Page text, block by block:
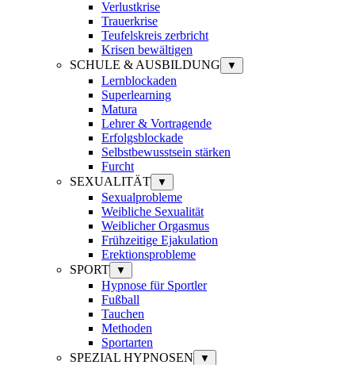
Verlustkrise
Trauerkrise
Teufelskreis zerbricht
Krisen bewältigen
SCHULE & AUSBILDUNG
▼
Lernblockaden
Superlearning
Matura
Lehrer & Vortragende
Erfolgsblockade
Selbstbewusstsein stärken
Furcht
SEXUALITÄT
▼
Sexualprobleme
Weibliche Sexualität
Weiblicher Orgasmus
Frühzeitige Ejakulation
Erektionsprobleme
SPORT
▼
Hypnose für Sportler
Fußball
Tauchen
Methoden
Sportarten
SPEZIAL HYPNOSEN
▼